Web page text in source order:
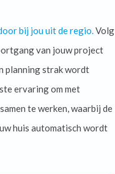
bij jou uit de regio. Volg
van jouw project
planning strak wordt
ervaring om met
te werken, waarbij de
huis automatisch wordt